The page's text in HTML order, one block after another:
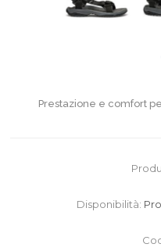
Prestazione e comfort
Disponibilità: